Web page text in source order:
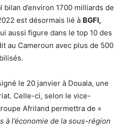
bilan d’environ 1700 milliards de
est désormais lié à BGFI,
aussi figure dans le top 10 des
au Cameroun avec plus de 500
le 20 janvier à Douala, une
Celle-ci, selon le vice-
Afriland permettra de «
à l’économie de la sous-région